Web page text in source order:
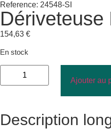
Reference: 24548-SI
Dériveteuse
154,63 €
En stock
Ajouter au
Description